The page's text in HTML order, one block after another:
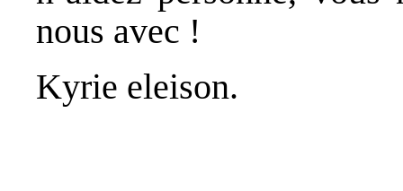
nous avec !
Kyrie eleison.